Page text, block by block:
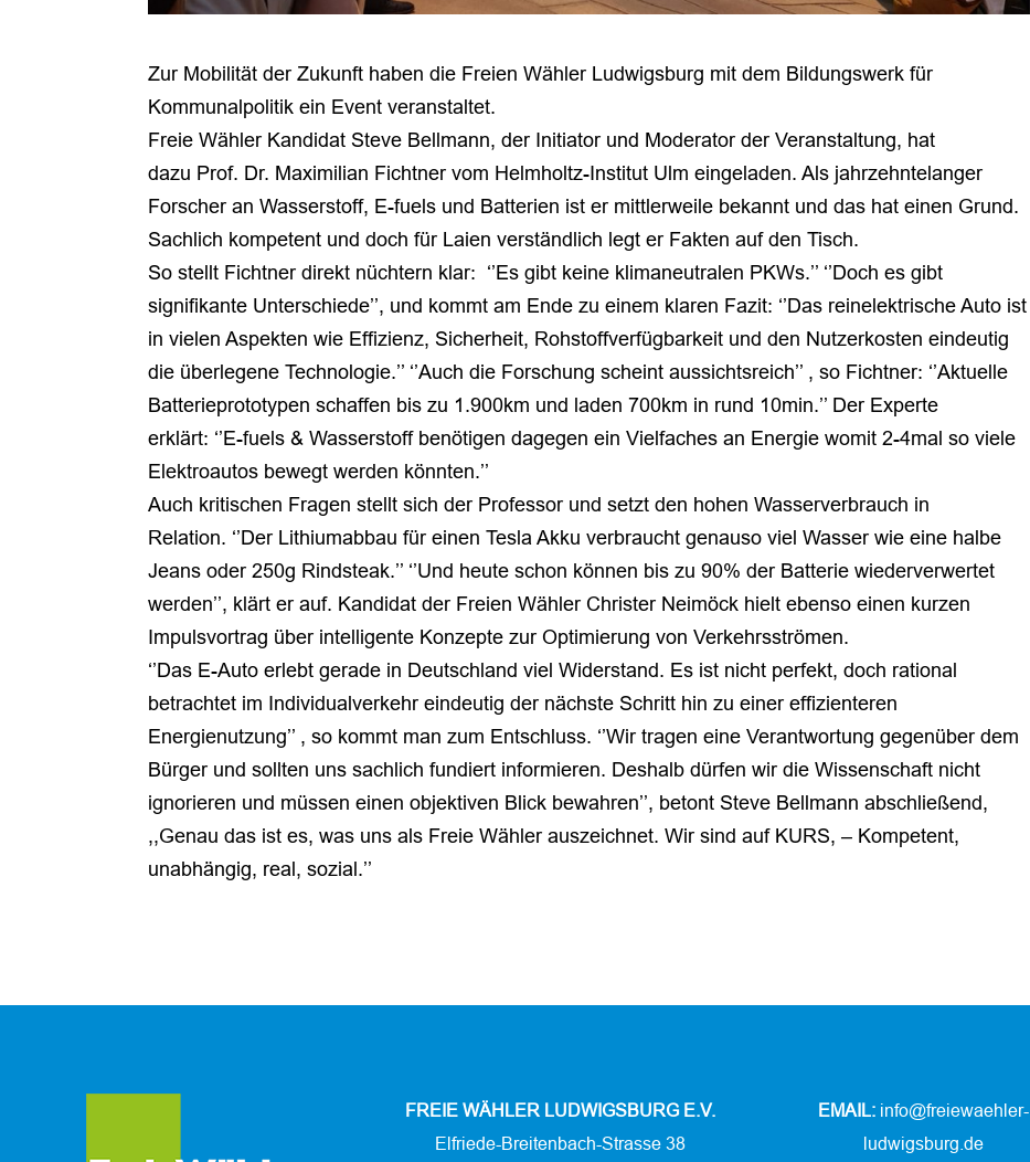
Zur Mobilität der Zukunft haben die Freien Wähler Ludwigsburg mit dem Bildungswerk für
Kommunalpolitik ein Event veranstaltet.
Freie Wähler Kandidat Steve Bellmann, der Initiator und Moderator der Veranstaltung, hat
dazu Prof. Dr. Maximilian Fichtner vom Helmholtz-Institut Ulm eingeladen. Als jahrzehntelanger
Forscher an Wasserstoff, E-fuels und Batterien ist er mittlerweile bekannt und das hat einen Grund.
Sachlich kompetent und doch für Laien verständlich legt er Fakten auf den Tisch.
So stellt Fichtner direkt nüchtern klar: ‘’Es gibt keine klimaneutralen PKWs.’’ ‘’Doch es gibt
signifikante Unterschiede’’, und kommt am Ende zu einem klaren Fazit: ‘’Das reinelektrische Auto ist
in vielen Aspekten wie Effizienz, Sicherheit, Rohstoffverfügbarkeit und den Nutzerkosten eindeutig
die überlegene Technologie.’’ ‘’Auch die Forschung scheint aussichtsreich’’ , so Fichtner: ‘’Aktuelle
Batterieprototypen schaffen bis zu 1.900km und laden 700km in rund 10min.’’ Der Experte
erklärt: ‘’E-fuels & Wasserstoff benötigen dagegen ein Vielfaches an Energie womit 2-4mal so viele
Elektroautos bewegt werden könnten.’’
Auch kritischen Fragen stellt sich der Professor und setzt den hohen Wasserverbrauch in
Relation. ‘’Der Lithiumabbau für einen Tesla Akku verbraucht genauso viel Wasser wie eine halbe
Jeans oder 250g Rindsteak.’’ ‘’Und heute schon können bis zu 90% der Batterie wiederverwertet
werden’’, klärt er auf. Kandidat der Freien Wähler Christer Neimöck hielt ebenso einen kurzen
Impulsvortrag über intelligente Konzepte zur Optimierung von Verkehrsströmen.
‘’Das E-Auto erlebt gerade in Deutschland viel Widerstand. Es ist nicht perfekt, doch rational
betrachtet im Individualverkehr eindeutig der nächste Schritt hin zu einer effizienteren
Energienutzung’’ , so kommt man zum Entschluss. ‘’Wir tragen eine Verantwortung gegenüber dem
Bürger und sollten uns sachlich fundiert informieren. Deshalb dürfen wir die Wissenschaft nicht
ignorieren und müssen einen objektiven Blick bewahren’’, betont Steve Bellmann abschließend,
,,Genau das ist es, was uns als Freie Wähler auszeichnet. Wir sind auf KURS, – Kompetent,
unabhängig, real, sozial.’’
FREIE WÄHLER LUDWIGSBURG E.V.
Elfriede-Breitenbach-Strasse 38
EMAIL: info@freiewaehler-
ludwigsburg.de